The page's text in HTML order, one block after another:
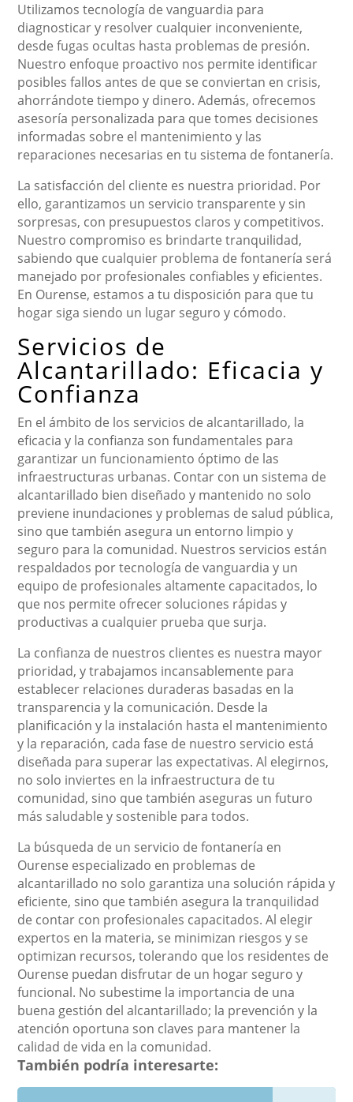
Utilizamos tecnología de vanguardia para
diagnosticar y resolver cualquier inconveniente,
desde fugas ocultas hasta problemas de presión.
Nuestro enfoque proactivo nos permite identificar
posibles fallos antes de que se conviertan en crisis,
ahorrándote tiempo y dinero. Además, ofrecemos
asesoría personalizada para que tomes decisiones
informadas sobre el mantenimiento y las
reparaciones necesarias en tu sistema de fontanería.
La satisfacción del cliente es nuestra prioridad. Por
ello, garantizamos un servicio transparente y sin
sorpresas, con presupuestos claros y competitivos.
Nuestro compromiso es brindarte tranquilidad,
sabiendo que cualquier problema de fontanería será
manejado por profesionales confiables y eficientes.
En Ourense, estamos a tu disposición para que tu
hogar siga siendo un lugar seguro y cómodo.
Servicios de
Alcantarillado: Eficacia y
Confianza
En el ámbito de los servicios de alcantarillado, la
eficacia y la confianza son fundamentales para
garantizar un funcionamiento óptimo de las
infraestructuras urbanas. Contar con un sistema de
alcantarillado bien diseñado y mantenido no solo
previene inundaciones y problemas de salud pública,
sino que también asegura un entorno limpio y
seguro para la comunidad. Nuestros servicios están
respaldados por tecnología de vanguardia y un
equipo de profesionales altamente capacitados, lo
que nos permite ofrecer soluciones rápidas y
productivas a cualquier prueba que surja.
La confianza de nuestros clientes es nuestra mayor
prioridad, y trabajamos incansablemente para
establecer relaciones duraderas basadas en la
transparencia y la comunicación. Desde la
planificación y la instalación hasta el mantenimiento
y la reparación, cada fase de nuestro servicio está
diseñada para superar las expectativas. Al elegirnos,
no solo inviertes en la infraestructura de tu
comunidad, sino que también aseguras un futuro
más saludable y sostenible para todos.
La búsqueda de un servicio de fontanería en
Ourense especializado en problemas de
alcantarillado no solo garantiza una solución rápida y
eficiente, sino que también asegura la tranquilidad
de contar con profesionales capacitados. Al elegir
expertos en la materia, se minimizan riesgos y se
optimizan recursos, tolerando que los residentes de
Ourense puedan disfrutar de un hogar seguro y
funcional. No subestime la importancia de una
buena gestión del alcantarillado; la prevención y la
atención oportuna son claves para mantener la
calidad de vida en la comunidad.
También podría interesarte: